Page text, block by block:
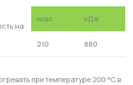
на
ккал кДж
210 880
при температуре 200 °С в